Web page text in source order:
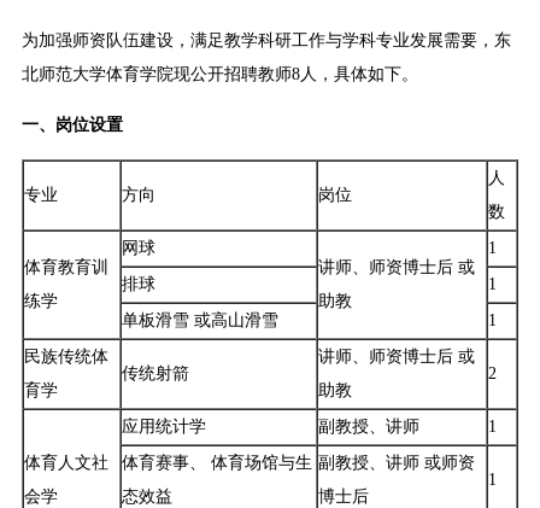
为加强师资队伍建设，满足教学科研工作与学科专业发展需要，东
北师范大学体育学院现公开招聘教师8人，具体如下。
一、岗位设置
专业 方向 岗位
人
数
体育教育训
练学
网球
讲师、师资博士后 或
助教
1
排球
1
单板滑雪 或高山滑雪
1
民族传统体
育学
传统射箭
讲师、师资博士后 或
助教
2
体育人文社
会学
应用统计学 副教授、讲师
1
体育赛事、 体育场馆与生
态效益
副教授、讲师 或师资
博士后
1